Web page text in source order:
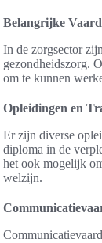
Belangrijke
In de zorgsector
gezondheidszorg.
om te kunnen
Opleidingen en
Er zijn diverse
diploma in de
het ook mogelijk
welzijn.